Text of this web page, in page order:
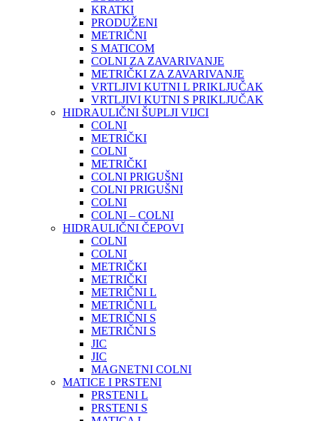
KRATKI
PRODUŽENI
METRIČNI
S MATICOM
COLNI ZA ZAVARIVANJE
METRIČKI ZA ZAVARIVANJE
VRTLJIVI KUTNI L PRIKLJUČAK
VRTLJIVI KUTNI S PRIKLJUČAK
HIDRAULIČNI ŠUPLJI VIJCI
COLNI
METRIČKI
COLNI
METRIČKI
COLNI PRIGUŠNI
COLNI PRIGUŠNI
COLNI
COLNI – COLNI
HIDRAULIČNI ČEPOVI
COLNI
COLNI
METRIČKI
METRIČKI
METRIČNI L
METRIČNI L
METRIČNI S
METRIČNI S
JIC
JIC
MAGNETNI COLNI
MATICE I PRSTENI
PRSTENI L
PRSTENI S